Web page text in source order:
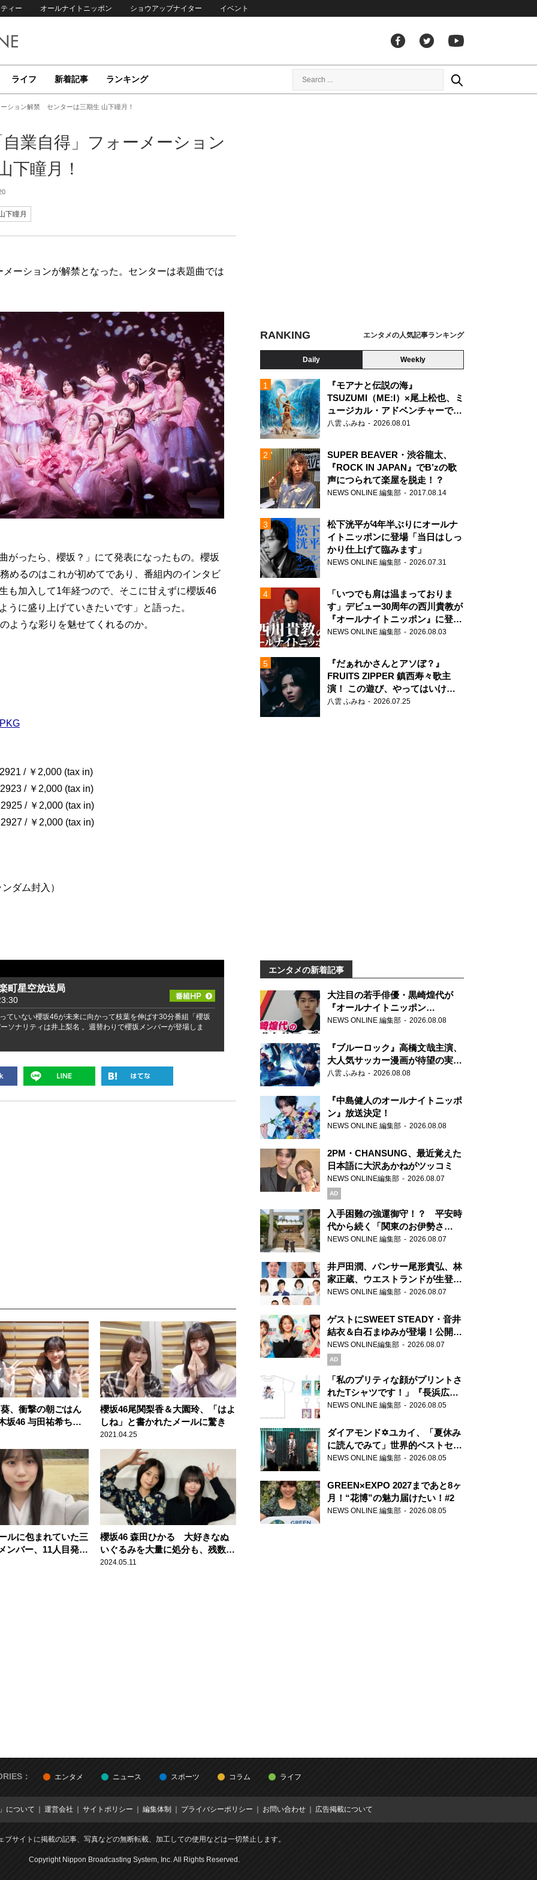
ィー オールナイトニッポン ショウアップナイター イベント
ライフ 新着記事 ランキング
ション解禁 センターは三期生 山下瞳月！
業自得」フォーメーション
瞳月！
下瞳月
ーションが解禁となった。センターは表題曲では
がったら、櫻坂？」にて発表になったもの。櫻坂
めるのはこれが初めてであり、番組内のインタビ
も加入して1年経つので、そこに甘えずに櫻坂46
に盛り上げていきたいです」と語った。
ような彩りを魅せてくれるのか。
/ ￥2,000 (tax in)
/ ￥2,000 (tax in)
/ ￥2,000 (tax in)
/ ￥2,000 (tax in)
ダム封入）
町星空放送局
ていない櫻坂46が未来に向かって枝葉を伸ばす30分番組「櫻坂
ソナリティは井上梨名 。週替わりで櫻坂メンバーが登場しま
、衝撃の朝ごはん
坂46 与田祐希ちゃ
井上梨名驚き
櫻坂46尾関梨香＆大園玲、「はよ
しね」と書かれたメールに驚き
2021.04.25
ルに包まれていた三
ンバー、11人目発
櫻坂46 森田ひかる 大好きなぬ
いぐるみを大量に処分も、残数を
知った井上梨名 苦笑「まぁまぁ
2024.05.11
RANKING エンタメの人気記事ランキング
Daily Weekly
『モアナと伝説の海』
TSUZUMI（ME:I）×尾上松也、ミ
ュージカル・アドベンチャーで美
声を響かせる
八雲 ふみね 2026.08.01
SUPER BEAVER・渋谷龍太、
『ROCK IN JAPAN』でB’zの歌
声につられて楽屋を脱走！？
NEWS ONLINE 編集部 2017.08.14
松下洸平が4年半ぶりにオールナ
イトニッポンに登場「当日はしっ
かり仕上げて臨みます」
NEWS ONLINE 編集部 2026.07.31
「いつでも肩は温まっておりま
す」デビュー30周年の西川貴教が
『オールナイトニッポン』に登
場！
NEWS ONLINE 編集部 2026.08.03
『だぁれかさんとアソぼ？』
FRUITS ZIPPER 鎮西寿々歌主
演！ この遊び、やってはいけま
せん。
八雲 ふみね 2026.07.25
エンタメの新着記事
大注目の若手俳優・黒崎煌代が
『オールナイトニッポン
0(ZERO)』に初登場「今からとて
NEWS ONLINE 編集部 2026.08.08
『ブルーロック』高橋文哉主演、
大人気サッカー漫画が待望の実写
映画に
八雲 ふみね 2026.08.08
『中島健人のオールナイトニッポ
ン』放送決定！
NEWS ONLINE 編集部 2026.08.08
2PM・CHANSUNG、最近覚えた
日本語に大沢あかねがツッコミ
NEWS ONLINE編集部 2026.08.07
AD
入手困難の強運御守！？ 平安時
代から続く「関東のお伊勢さ
ま」、芝大神宮にてランパンプス
NEWS ONLINE 編集部 2026.08.07
井戸田潤、パンサー尾形貴弘、林
家正蔵、ウエストランドが生登
場！『ラジオビバリー昼ズ』
NEWS ONLINE 編集部 2026.08.07
ゲストにSWEET STEADY・音井
結衣＆白石まゆみが登場！公開収
録で素顔全開！
NEWS ONLINE編集部 2026.08.07
AD
「私のプリティな顔がプリントさ
れたTシャツです！」『長浜広奈
天下無双』初の番組グッズ発売
NEWS ONLINE 編集部 2026.08.05
ダイアモンド✡ユカイ、「夏休み
に読んでみて」世界的ベストセラ
ー『アナスタシア』を紹介
NEWS ONLINE 編集部 2026.08.05
GREEN×EXPO 2027まであと8ヶ
月！“花博”の魅力届けたい！#2
NEWS ONLINE 編集部 2026.08.05
： エンタメ ニュース スポーツ コラム ライフ
について 運営会社 サイトポリシー 編集体制 プライバシーポリシー お問い合わせ 広告掲載について
ブサイトに掲載の記事、写真などの無断転載、加工しての使用などは一切禁止します。
Copyright Nippon Broadcasting System, Inc. All Rights Reserved.